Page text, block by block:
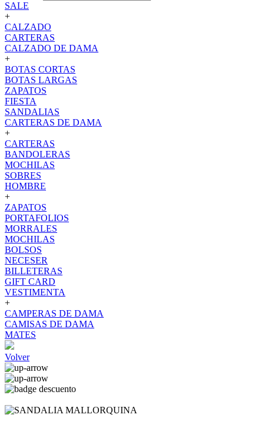
SALE
+
CALZADO
CARTERAS
CALZADO DE DAMA
+
BOTAS CORTAS
BOTAS LARGAS
ZAPATOS
FIESTA
SANDALIAS
CARTERAS DE DAMA
+
CARTERAS
BANDOLERAS
MOCHILAS
SOBRES
HOMBRE
+
ZAPATOS
PORTAFOLIOS
MORRALES
MOCHILAS
BOLSOS
NECESER
BILLETERAS
GIFT CARD
VESTIMENTA
+
CAMPERAS DE DAMA
CAMISAS DE DAMA
MATES
Volver